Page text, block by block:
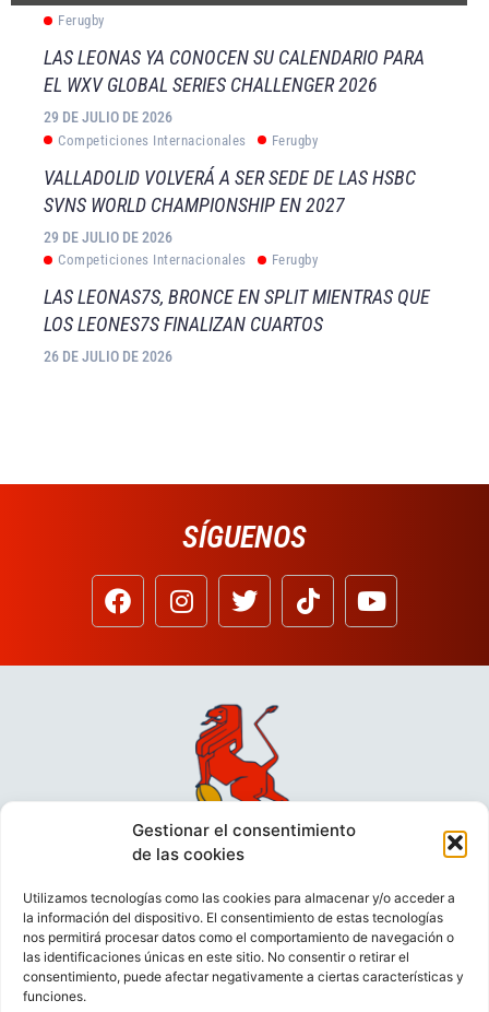
Gestionar el consentimiento
de las cookies
Utilizamos tecnologías como las cookies para almacenar y/o acceder a
la información del dispositivo. El consentimiento de estas tecnologías
nos permitirá procesar datos como el comportamiento de navegación o
las identificaciones únicas en este sitio. No consentir o retirar el
consentimiento, puede afectar negativamente a ciertas características y
funciones.
Ferugby
LAS LEONAS YA CONOCEN SU CALENDARIO PARA
EL WXV GLOBAL SERIES CHALLENGER 2026
29 DE JULIO DE 2026
Competiciones Internacionales Ferugby
VALLADOLID VOLVERÁ A SER SEDE DE LAS HSBC
SVNS WORLD CHAMPIONSHIP EN 2027
29 DE JULIO DE 2026
Competiciones Internacionales Ferugby
LAS LEONAS7S, BRONCE EN SPLIT MIENTRAS QUE
LOS LEONES7S FINALIZAN CUARTOS
26 DE JULIO DE 2026
SÍGUENOS